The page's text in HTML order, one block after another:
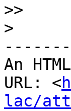
>>
>
An
URL: <
lac/